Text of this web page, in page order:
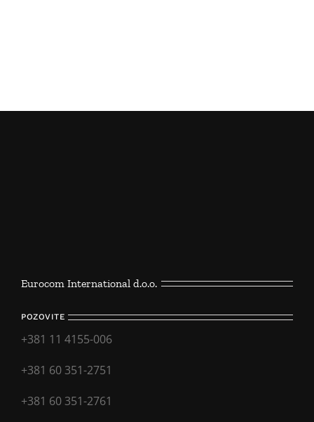
Eurocom International d.o.o.
POZOVITE
+381 11 4155-006
+381 60 351-2751
+381 60 351-2761